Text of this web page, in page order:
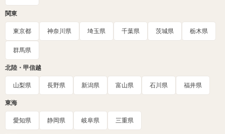
関東
東京都 神奈川県 埼玉県 千葉県 茨城県 栃木県
群馬県
北陸・甲信越
山梨県 長野県 新潟県 富山県 石川県 福井県
東海
愛知県 静岡県 岐阜県 三重県